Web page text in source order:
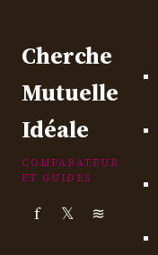
Cherche
Mutuelle
Idéale
COMPARATEUR
ET GUIDES
f 𝕏 ≋